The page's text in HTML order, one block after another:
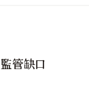
管缺口